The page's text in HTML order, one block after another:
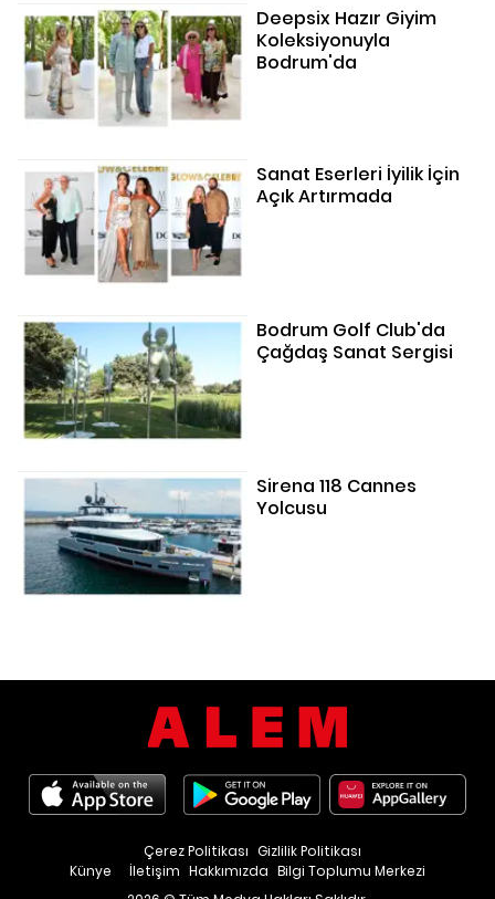
Deepsix Hazır Giyim
Koleksiyonuyla
Bodrum'da
Sanat Eserleri İyilik İçin
Açık Artırmada
Bodrum Golf Club'da
Çağdaş Sanat Sergisi
Sirena 118 Cannes
Yolcusu
Künye İletişim Hakkımızda Bilgi Toplumu Merkezi
Çerez Politikası Gizlilik Politikası